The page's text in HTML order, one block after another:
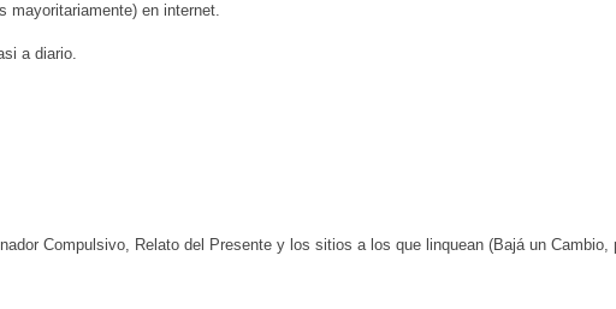
mayoritariamente) en internet.
a diario.
Compulsivo, Relato del Presente y los sitios a los que linquean (Bajá un Cambio,